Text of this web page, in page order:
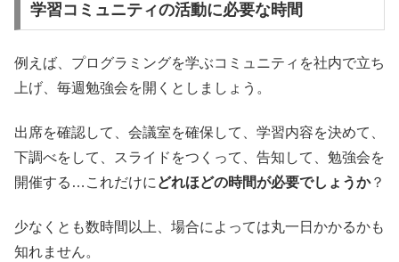
学習コミュニティの活動に必要な時間
例えば、プログラミングを学ぶコミュニティを社内で立ち
上げ、毎週勉強会を開くとしましょう。
出席を確認して、会議室を確保して、学習内容を決めて、
下調べをして、スライドをつくって、告知して、勉強会を
開催する…これだけに どれほどの時間が必要でしょうか？
少なくとも数時間以上、場合によっては丸一日かかるかも
知れません。